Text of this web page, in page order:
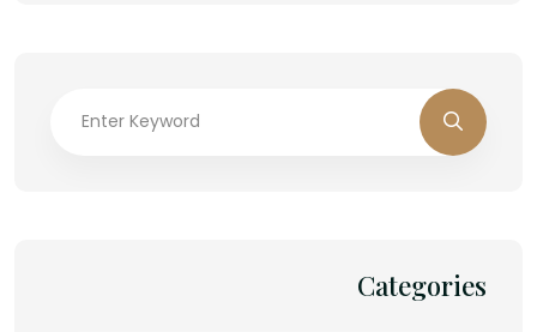
Categories